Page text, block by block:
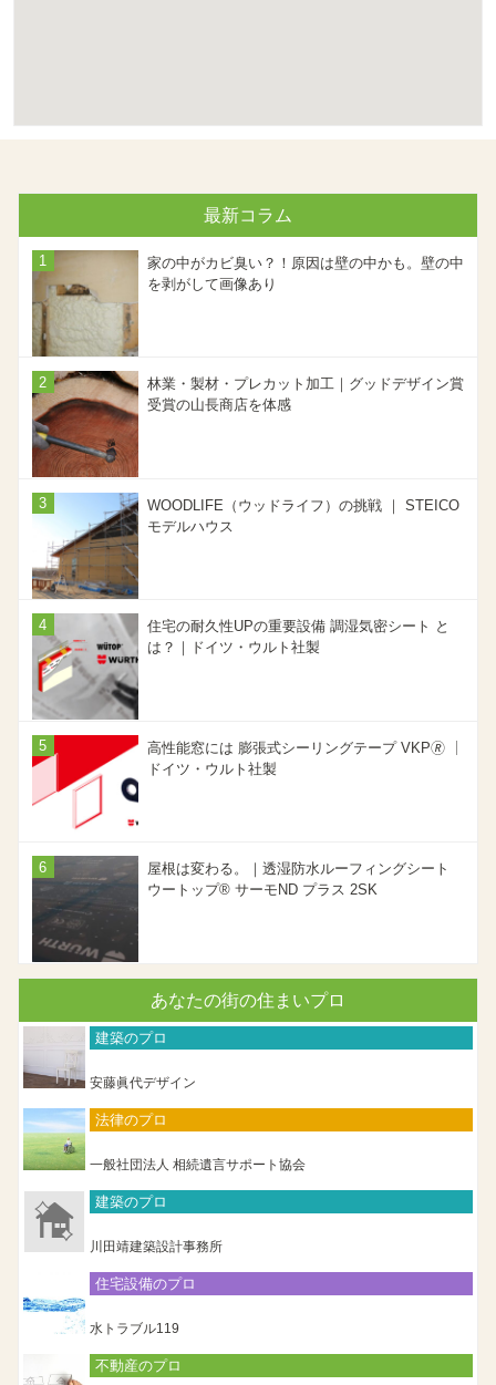
最新コラム
家の中がカビ臭い？！原因は壁の中かも。壁の中
を剥がして画像あり
林業・製材・プレカット加工｜グッドデザイン賞
受賞の山長商店を体感
WOODLIFE（ウッドライフ）の挑戦 ｜ STEICO
モデルハウス
住宅の耐久性UPの重要設備 調湿気密シート と
は？｜ドイツ・ウルト社製
高性能窓には 膨張式シーリングテープ VKP🄬 ｜
ドイツ・ウルト社製
屋根は変わる。｜透湿防水ルーフィングシート
ウートップ® サーモND プラス 2SK
あなたの街の住まいプロ
建築のプロ
安藤眞代デザイン
法律のプロ
一般社団法人 相続遺言サポート協会
建築のプロ
川田靖建築設計事務所
住宅設備のプロ
水トラブル119
不動産のプロ